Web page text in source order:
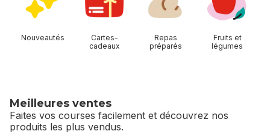
Nouveautés
Cartes-
cadeaux
Repas
préparés
Fruits et
légumes
Meilleures ventes
Faites vos courses facilement et découvrez nos
produits les plus vendus.